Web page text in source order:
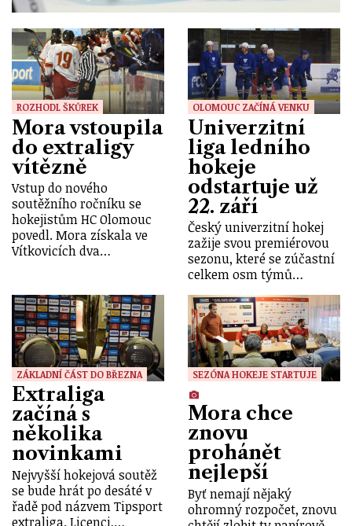
ROZHODL ŠKŮREK
Mora vstoupila
do extraligy
vítězně
Vstup do nového
soutěžního ročníku se
hokejistům HC Olomouc
povedl. Mora získala ve
Vítkovicích dva…
OLOMOUC ZAČÍNÁ VENKU
Univerzitní
liga ledního
hokeje
odstartuje už
22. září
Český univerzitní hokej
zažije svou premiérovou
sezonu, které se zúčastní
celkem osm týmů…
ZÁKLADNÍ ČÁST DO BŘEZNA
Extraliga
začíná s
několika
novinkami
Nejvyšší hokejová soutěž
se bude hrát po desáté v
řadě pod názvem Tipsport
extraliga. Licenci,…
SEZÓNA HOKEJE STARTUJE
Mora chce
znovu
prohánět
nejlepší
Byť nemají nějaký
ohromný rozpočet, znovu